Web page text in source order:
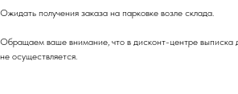
Ожидать получения заказа на парковке возле склада.
Обращаем ваше внимание, что в дисконт-центре выписка
не осуществляется.